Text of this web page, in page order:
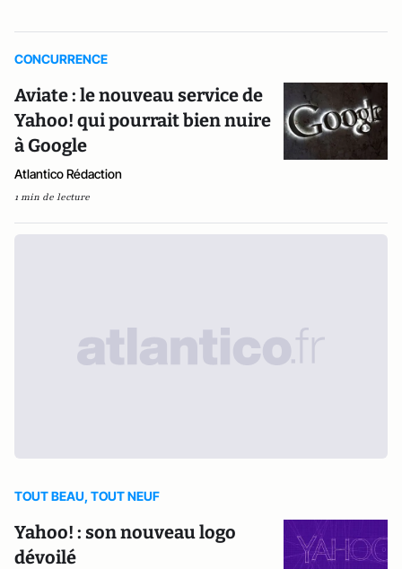
CONCURRENCE
Aviate : le nouveau service de
Yahoo! qui pourrait bien nuire
à Google
Atlantico Rédaction
1 min de lecture
TOUT BEAU, TOUT NEUF
Yahoo! : son nouveau logo
dévoilé